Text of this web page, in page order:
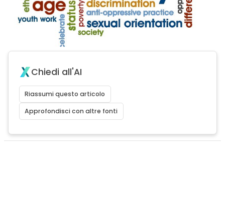
Chiedi all'AI
Riassumi questo articolo
Approfondisci con altre fonti